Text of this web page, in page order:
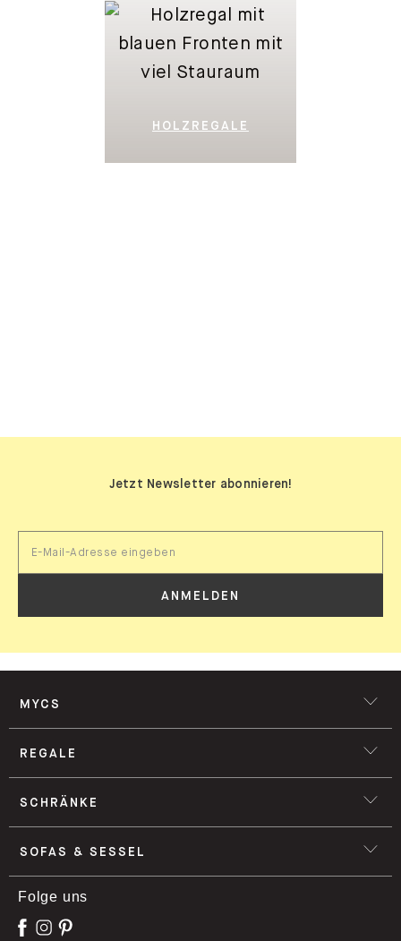
HOLZREGALE
Jetzt Newsletter abonnieren!
ANMELDEN
MYCS
REGALE
SCHRÄNKE
SOFAS & SESSEL
Folge uns